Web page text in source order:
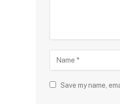
Save my name,